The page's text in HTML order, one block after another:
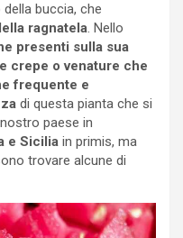
della buccia, che
ragnatela. Nello
presenti sulla sua
crepe o venature che
frequente e
di questa pianta che si
paese in
e Sicilia in primis, ma
trovare alcune di